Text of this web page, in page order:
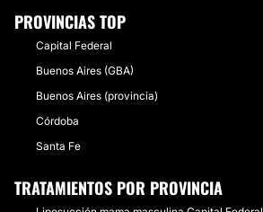
PROVINCIAS TOP
Capital Federal
Buenos Aires (GBA)
Buenos Aires (provincia)
Córdoba
Santa Fe
TRATAMIENTOS POR PROVINCIA